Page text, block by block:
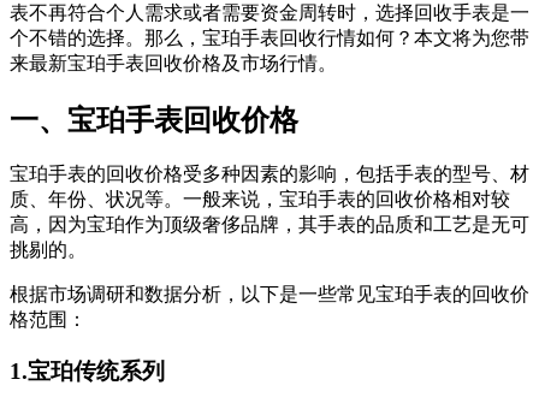
表不再符合个人需求或者需要资金周转时，选择回收手表是一
个不错的选择。那么，宝珀手表回收行情如何？本文将为您带
来最新宝珀手表回收价格及市场行情。
一、宝珀手表回收价格
宝珀手表的回收价格受多种因素的影响，包括手表的型号、材
质、年份、状况等。一般来说，宝珀手表的回收价格相对较
高，因为宝珀作为顶级奢侈品牌，其手表的品质和工艺是无可
挑剔的。
根据市场调研和数据分析，以下是一些常见宝珀手表的回收价
格范围：
1.宝珀传统系列